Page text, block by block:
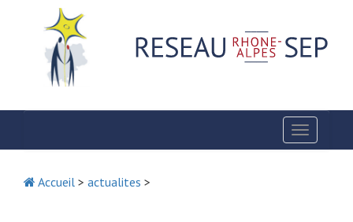
Toggle
Accueil > actualites >